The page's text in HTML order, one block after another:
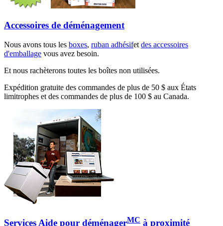
Accessoires de déménagement
Nous avons tous les boxes, ruban adhésifet des accessoires
d'emballage vous avez besoin.
Et nous rachèterons toutes les boîtes non utilisées.
Expédition gratuite des commandes de plus de 50 $ aux États
limitrophes et des commandes de plus de 100 $ au Canada.
Services Aide pour déménagerMC à proximité